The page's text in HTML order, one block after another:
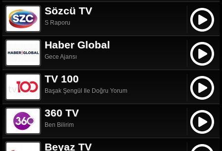
Sözcü TV
S Raporu
Haber Global
Gece Ajansı
TV 100
Başak Şengül Ile Doğru Yorum
360 TV
Ben Bilirim
Beyaz TV